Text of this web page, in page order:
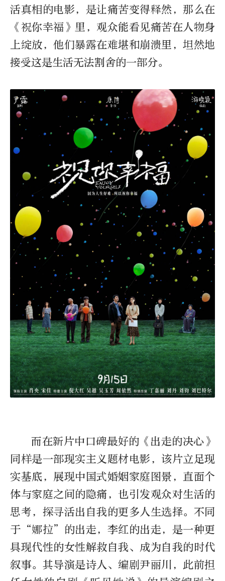
活真相的电影，是让痛苦变得释然，那么在
《祝你幸福》里，观众能看见痛苦在人物身
上绽放，他们暴露在难堪和崩溃里，坦然地
接受这是生活无法割舍的一部分。
而在新片中口碑最好的《出走的决心》
同样是一部现实主义题材电影，该片立足现
实基底，展现中国式婚姻家庭图景，直面个
体与家庭之间的隐痛，也引发观众对生活的
思考，探寻活出自我的更多人生选择。不同
于“娜拉”的出走，李红的出走，是一种更
具现代性的女性解救自我、成为自我的时代
叙事。其导演是诗人、编剧尹丽川，此前担